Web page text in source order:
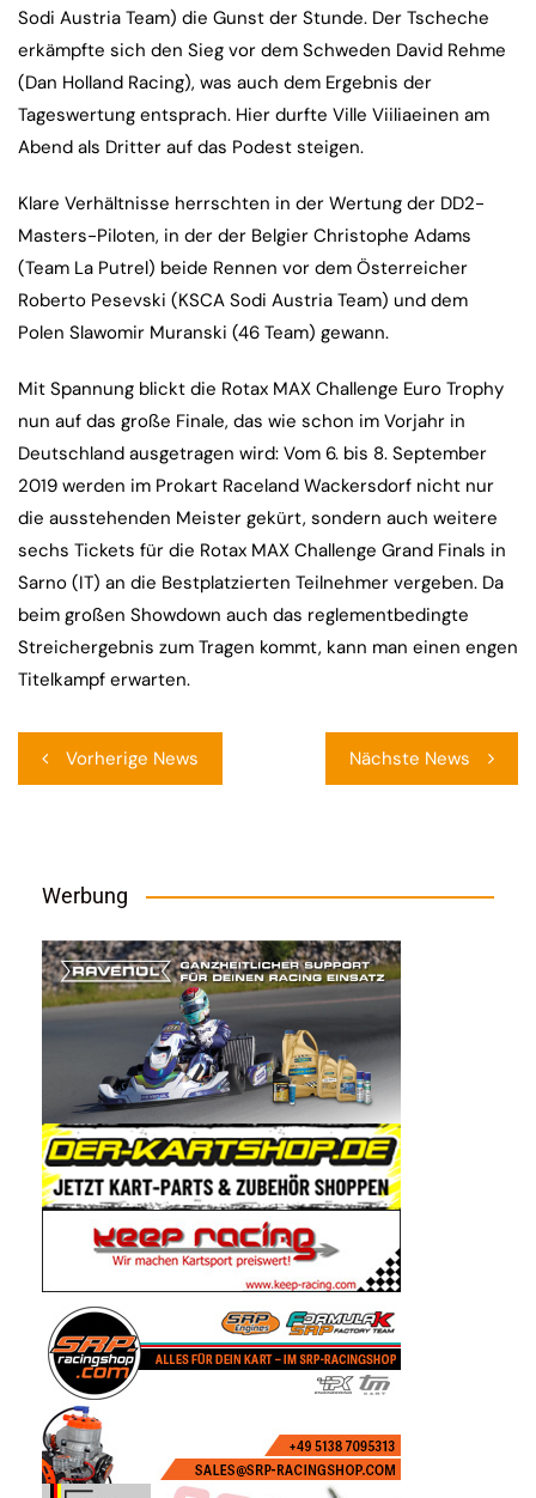
Sodi Austria Team) die Gunst der Stunde. Der Tscheche
erkämpfte sich den Sieg vor dem Schweden David Rehme
(Dan Holland Racing), was auch dem Ergebnis der
Tageswertung entsprach. Hier durfte Ville Viiliaeinen am
Abend als Dritter auf das Podest steigen.
Klare Verhältnisse herrschten in der Wertung der DD2-
Masters-Piloten, in der der Belgier Christophe Adams
(Team La Putrel) beide Rennen vor dem Österreicher
Roberto Pesevski (KSCA Sodi Austria Team) und dem
Polen Slawomir Muranski (46 Team) gewann.
Mit Spannung blickt die Rotax MAX Challenge Euro Trophy
nun auf das große Finale, das wie schon im Vorjahr in
Deutschland ausgetragen wird: Vom 6. bis 8. September
2019 werden im Prokart Raceland Wackersdorf nicht nur
die ausstehenden Meister gekürt, sondern auch weitere
sechs Tickets für die Rotax MAX Challenge Grand Finals in
Sarno (IT) an die Bestplatzierten Teilnehmer vergeben. Da
beim großen Showdown auch das reglementbedingte
Streichergebnis zum Tragen kommt, kann man einen engen
Titelkampf erwarten.
Vorherige News Nächste News
Werbung